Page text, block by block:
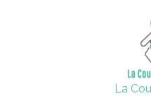
le code : 2024 +
La